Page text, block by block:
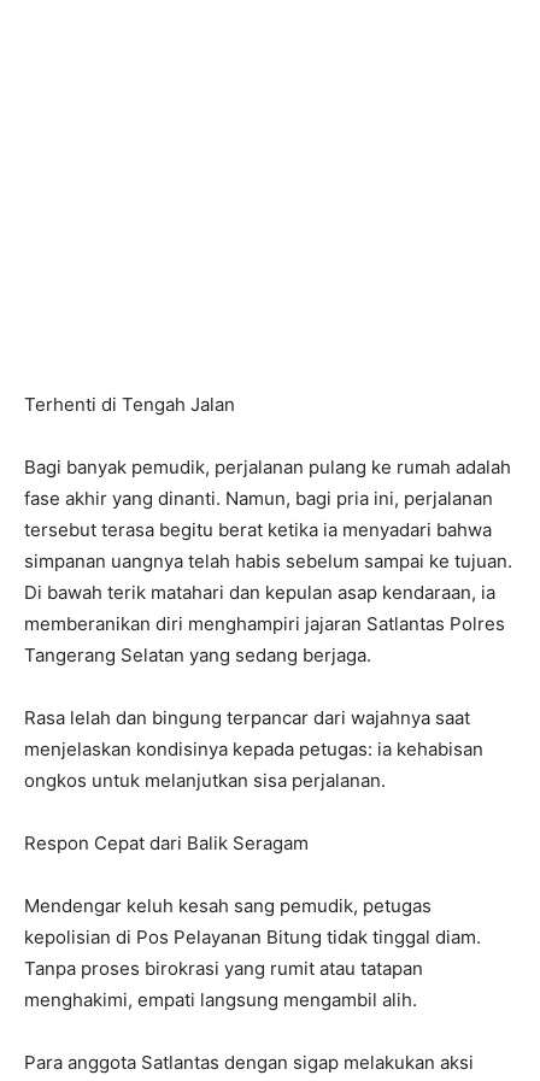
Terhenti di Tengah Jalan
Bagi banyak pemudik, perjalanan pulang ke rumah adalah
fase akhir yang dinanti. Namun, bagi pria ini, perjalanan
tersebut terasa begitu berat ketika ia menyadari bahwa
simpanan uangnya telah habis sebelum sampai ke tujuan.
Di bawah terik matahari dan kepulan asap kendaraan, ia
memberanikan diri menghampiri jajaran Satlantas Polres
Tangerang Selatan yang sedang berjaga.
Rasa lelah dan bingung terpancar dari wajahnya saat
menjelaskan kondisinya kepada petugas: ia kehabisan
ongkos untuk melanjutkan sisa perjalanan.
Respon Cepat dari Balik Seragam
Mendengar keluh kesah sang pemudik, petugas
kepolisian di Pos Pelayanan Bitung tidak tinggal diam.
Tanpa proses birokrasi yang rumit atau tatapan
menghakimi, empati langsung mengambil alih.
Para anggota Satlantas dengan sigap melakukan aksi